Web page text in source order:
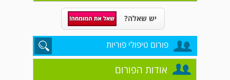
יש שאלה?
פורום טיפולי פוריות
אודות הפורום